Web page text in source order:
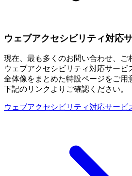
ウェブアクセシビリティ対応
現在、最も多くのお問い合わせ、ご
ウェブアクセシビリティ対応サービ
全体像をまとめた特設ページをご用
下記のリンクよりご確認ください。
ウェブアクセシビリティ対応サービ